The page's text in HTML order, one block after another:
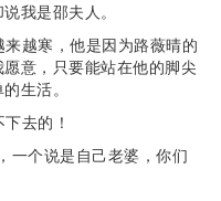
我是邵夫人。
越寒，他是因为路薇晴的
意，只要能站在他的脚尖
生活。
去的！
一个说是自己老婆，你们